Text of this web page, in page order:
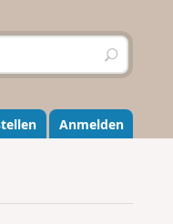
S
u
h
e
n
Anmelden